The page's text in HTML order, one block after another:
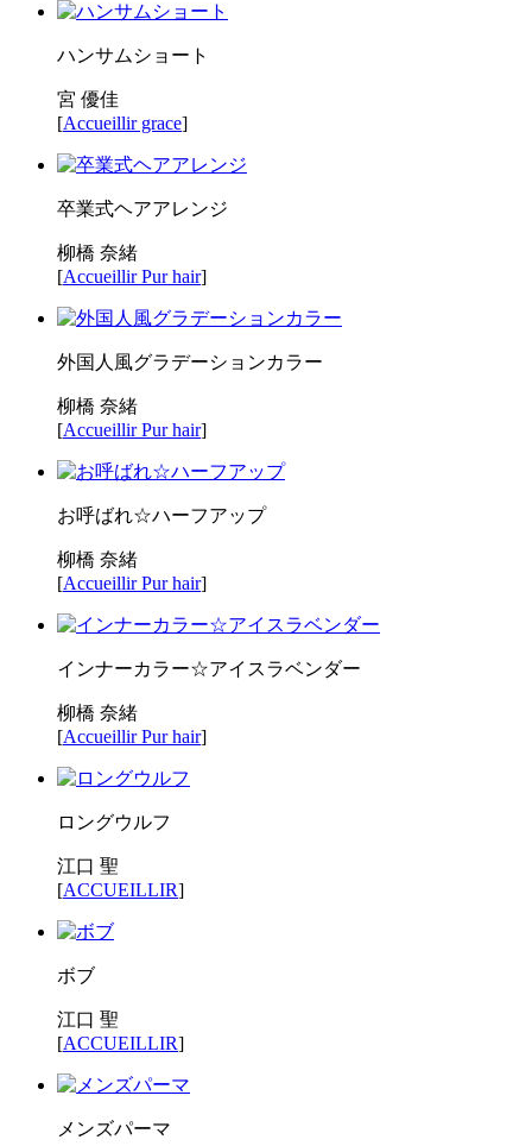
ハンサムショート
宮 優佳
[Accueillir grace]
卒業式ヘアアレンジ
柳橋 奈緒
[Accueillir Pur hair]
外国人風グラデーションカラー
柳橋 奈緒
[Accueillir Pur hair]
お呼ばれ☆ハーフアップ
柳橋 奈緒
[Accueillir Pur hair]
インナーカラー☆アイスラベンダー
柳橋 奈緒
[Accueillir Pur hair]
ロングウルフ
江口 聖
[ACCUEILLIR]
ボブ
江口 聖
[ACCUEILLIR]
メンズパーマ